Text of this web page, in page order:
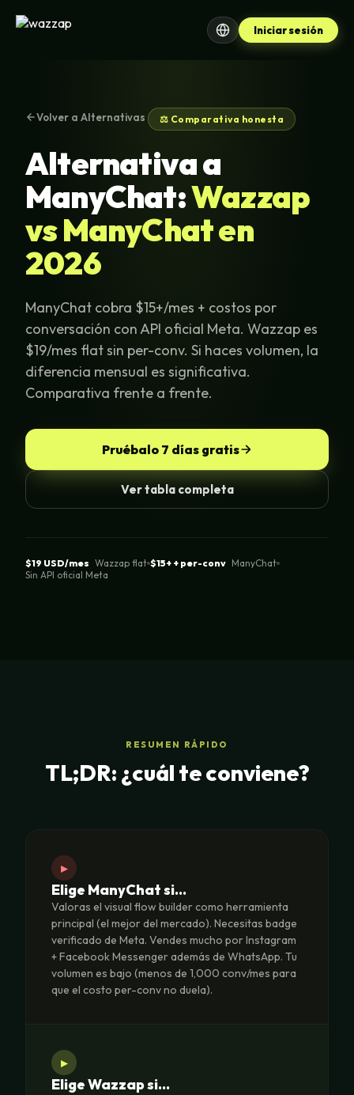
Iniciar sesión
Volver a Alternativas ⚖️ Comparativa honesta
Alternativa a
ManyChat:Wazzap
vs ManyChat en
2026
ManyChat cobra $15+/mes + costos por
conversación con API oficial Meta. Wazzap es
$19/mes flat sin per-conv. Si haces volumen, la
diferencia mensual es significativa.
Comparativa frente a frente.
Pruébalo 7 días gratis
Ver tabla completa
$19 USD/mes Wazzap flat $15+ + per-conv ManyChat
Sin API oficial Meta
RESUMEN RÁPIDO
TL;DR: ¿cuál te conviene?
▸
Elige ManyChat si…
Valoras el visual flow builder como herramienta
principal (el mejor del mercado). Necesitas badge
verificado de Meta. Vendes mucho por Instagram
+ Facebook Messenger además de WhatsApp. Tu
volumen es bajo (menos de 1,000 conv/mes para
que el costo per-conv no duela).
▸
Elige Wazzap si…